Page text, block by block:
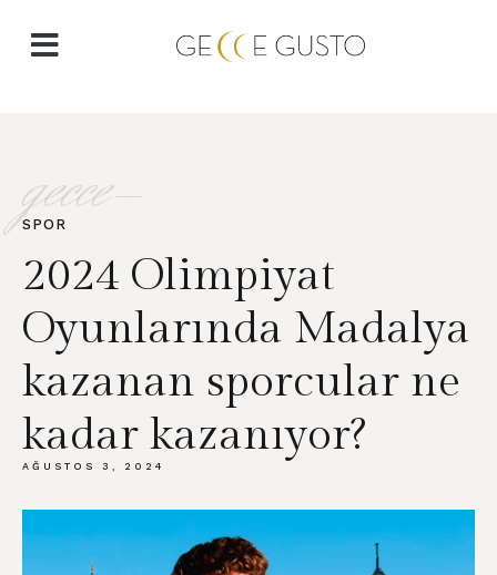
gecce-
SPOR
2024 Olimpiyat
Oyunlarında Madalya
kazanan sporcular ne
kadar kazanıyor?
AĞUSTOS 3, 2024